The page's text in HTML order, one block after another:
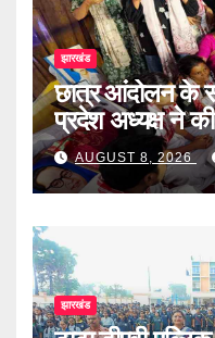
झारखंड
छात्र आंदोलन के
प्रदेश अध्यक्ष ने
AUGUST 8, 2026
झारखंड